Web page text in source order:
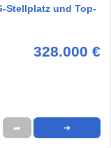
Stellplatz und Top-
328.000 €
➦ ➜